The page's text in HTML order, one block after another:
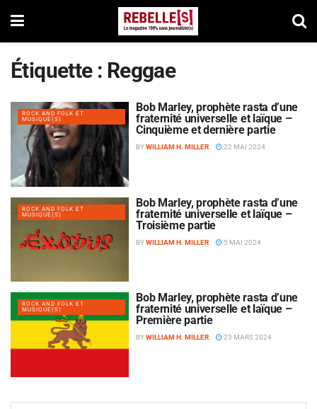
Étiquette : Reggae
ROCK AND FOLK ET
MUSIQUE(S)
Bob Marley, prophète rasta d’une
fraternité universelle et laïque –
Cinquième et dernière partie
BYWILLIAM H. MILLER 22 MAI 2024
ROCK AND FOLK ET
MUSIQUE(S)
Bob Marley, prophète rasta d’une
fraternité universelle et laïque –
Troisième partie
BYWILLIAM H. MILLER 5 MAI 2024
ROCK AND FOLK ET
MUSIQUE(S)
Bob Marley, prophète rasta d’une
fraternité universelle et laïque –
Première partie
BYWILLIAM H. MILLER 23 MARS 2024